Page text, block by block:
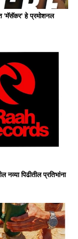
'मॅसॅकर' हे प्रमोशनल
पिढीतील प्रतिभांना